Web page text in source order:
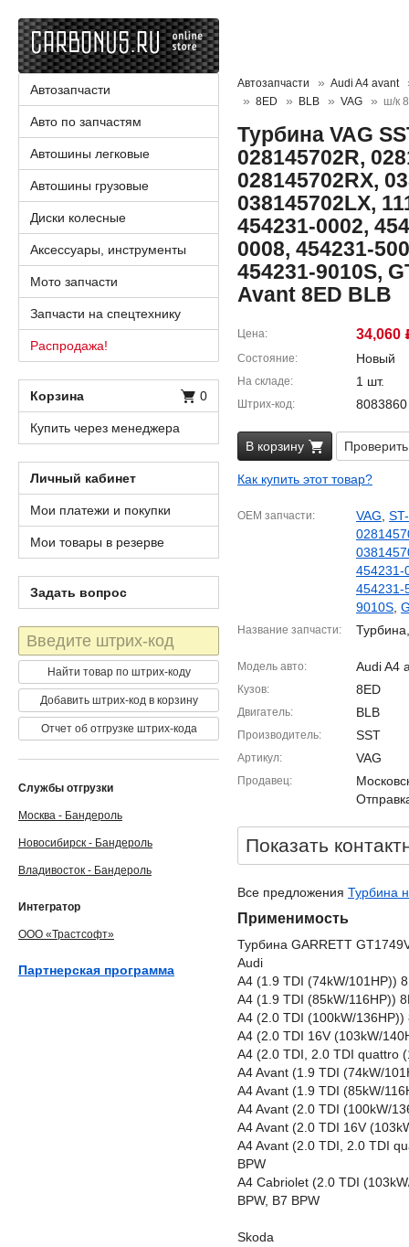
Автозапчасти
Audi A4 avant
8ED
BLB VAG ш/к
Турбина VAG
028145702R,
028145702RX,
038145702LX,
454231-0002,
0008, 454231-
454231-9010S,
Avant 8ED BLB
Цена 34,060
Состояние Новый
На складе 1 шт.
Штрих-код 8083860
В корзину
Как купить этот товар?
OEM запчасти VAG
454231-
454231-
9010S
Название запчасти
Модель авто Audi A4
Кузов 8ED
Двигатель BLB
Производитель SST
Артикул VAG
Продавец
Показать
Все предложения Турбина
Применимость
Турбина GARRETT
Audi
A4 (1.9 TDI (74kW/101HP))
A4 (1.9 TDI (85kW/116HP))
A4 (2.0 TDI (100kW/136HP))
A4 (2.0 TDI 16V (103kW/
A4 (2.0 TDI, 2.0 TDI quattro
A4 Avant (1.9 TDI (74kW/
A4 Avant (1.9 TDI (85kW/
A4 Avant (2.0 TDI (100kW/
A4 Avant (2.0 TDI 16V
A4 Avant (2.0 TDI, 2.0 TDI
BPW
A4 Cabriolet (2.0 TDI
BPW, B7 BPW
Skoda
Автозапчасти
Авто по запчастям
Автошины легковые
Автошины грузовые
Диски колесные
Аксессуары, инструменты
Мото запчасти
Запчасти на спецтехнику
Распродажа!
Корзина 0
Купить через менеджера
Личный кабинет
Мои платежи и покупки
Мои товары в резерве
Задать вопрос
Штрих-
код
Найти товар по штрих-коду
Добавить штрих-код в корзину
Отчет об отгрузке штрих-кода
Службы отгрузки
Москва - Бандероль
Новосибирск - Бандероль
Владивосток - Бандероль
Интегратор
ООО «Трастсофт»
Партнерская программа